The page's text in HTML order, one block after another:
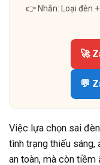
👉 Nhắn: Loại đèn
🚀
💬
Việc lựa chọn sai
tình trạng thiếu sáng,
an toàn, mà còn tiềm